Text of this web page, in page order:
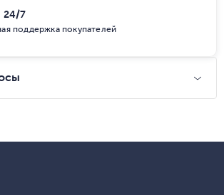
24/7
поддержка покупателей